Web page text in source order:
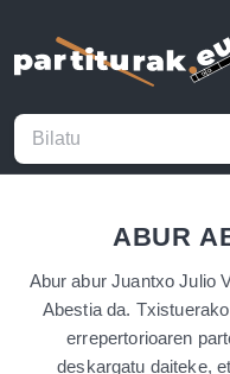
ABUR
Abur abur Juantxo Julio
Abestia da.
errepertorioaren
deskargatu daiteke,